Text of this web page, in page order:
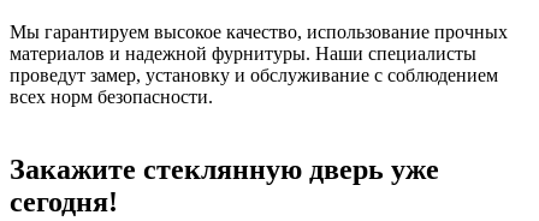
Мы гарантируем высокое качество, использование прочных
материалов и надежной фурнитуры. Наши специалисты
проведут замер, установку и обслуживание с соблюдением
всех норм безопасности.
Закажите стеклянную дверь уже
сегодня!